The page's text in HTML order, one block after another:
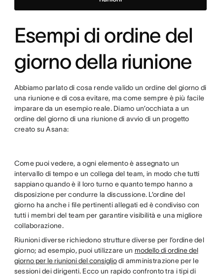
Esempi di ordine del
giorno della riunione
Abbiamo parlato di cosa rende valido un ordine del giorno di
una riunione e di cosa evitare, ma come sempre è più facile
imparare da un esempio reale. Diamo un’occhiata a un
ordine del giorno di una riunione di avvio di un progetto
creato su Asana:
Come puoi vedere, a ogni elemento è assegnato un
intervallo di tempo e un collega del team, in modo che tutti
sappiano quando è il loro turno e quanto tempo hanno a
disposizione per condurre la discussione. L’ordine del
giorno ha anche i file pertinenti allegati ed è condiviso con
tutti i membri del team per garantire visibilità e una migliore
collaborazione.
Riunioni diverse richiedono strutture diverse per l’ordine del
giorno; ad esempio, puoi utilizzare un modello di ordine del
giorno per le riunioni del consigliodi amministrazione per le
sessioni dei dirigenti. Ecco un rapido confronto tra i tipi di